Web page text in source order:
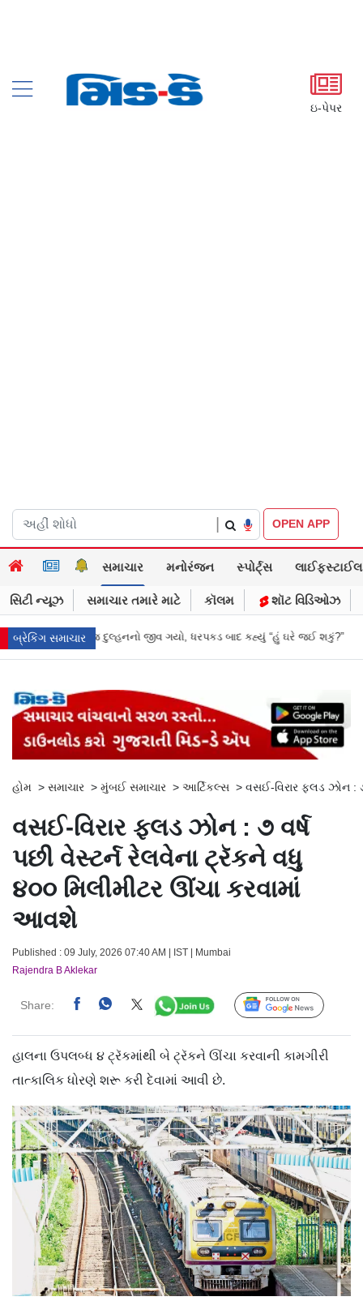
ઇ-પેપર
OPEN APP
સમાચાર મનોરંજન સ્પોર્ટ્સ લાઈફસ્ટાઈલ
સિટી ન્યૂઝ સમાચાર તમારે માટે કૉલમ શૉટ વિડિઓઝ
બ્રેકિંગ સમાચાર
બાદ કહ્યું “હું ઘરે જઈ શકું?” ‘હું બાબા બાગેશ્વર નથી...’: IIT દિલ્હીમાં
હોમ > સમાચાર > મુંબઈ સમાચાર > આર્ટિકલ્સ > વસઈ-વિરાર ફ્લડ ઝોન :
વસઈ-વિરાર ફ્લડ ઝોન : ૭ વર્ષ
પછી વેસ્ટર્ન રેલવેના ટ્રૅકને વધુ
૪૦૦ મિલીમીટર ઊંચા કરવામાં
આવશે
Published : 09 July, 2026 07:40 AM | IST | Mumbai
Rajendra B Aklekar
Share: Follow Us
હાલના ઉપલબ્ધ ૪ ટ્રૅકમાંથી બે ટ્રૅકને ઊંચા કરવાની કામગીરી
તાત્કાલિક ધોરણે શરૂ કરી દેવામાં આવી છે.